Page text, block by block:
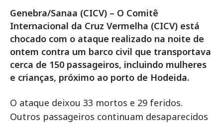
Genebra/Sanaa (CICV) – O Comitê
Internacional da Cruz Vermelha (CICV) está
chocado com o ataque realizado na noite de
ontem contra um barco civil que transportava
cerca de 150 passageiros, incluindo mulheres
e crianças, próximo ao porto de Hodeida.
O ataque deixou 33 mortos e 29 feridos.
Outros passageiros continuam desaparecidos